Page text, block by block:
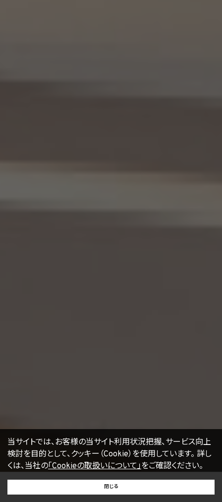
売りたい
当サイトでは、お客様の当サイト利用状況把握、サービス向上
検討を目的として、クッキー（Cookie）を使用しています。 詳し
くは、当社の「Cookieの取扱いについて」をご確認ください。
閉じる